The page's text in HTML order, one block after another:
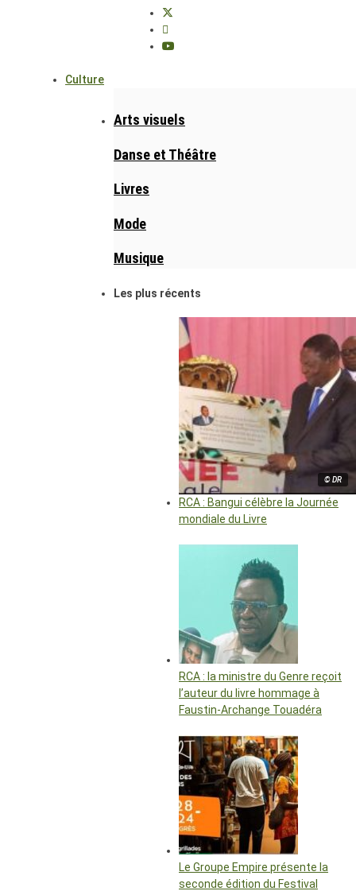
Culture
Arts visuels
Danse et Théâtre
Livres
Mode
Musique
Les plus récents
© DR
RCA : Bangui célèbre la Journée
mondiale du Livre
RCA : la ministre du Genre reçoit
l’auteur du livre hommage à
Faustin-Archange Touadéra
Le Groupe Empire présente la
seconde édition du Festival